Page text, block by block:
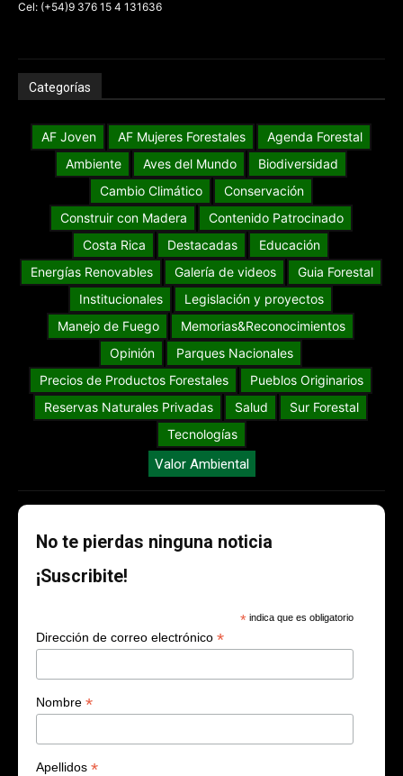
Cel: (+54)9 376 15 4 131636
Categorías
AF Joven AF Mujeres Forestales
Agenda Forestal
Ambiente
Aves del Mundo
Biodiversidad
Cambio Climático
Conservación
Construir con Madera
Contenido Patrocinado
Costa Rica
Destacadas
Educación
Energías Renovables
Galería de videos
Guia Forestal
Institucionales
Legislación y proyectos
Manejo de Fuego
Memorias&Reconocimientos
Opinión
Parques Nacionales
Precios de Productos Forestales
Pueblos Originarios
Reservas Naturales Privadas
Salud
Sur Forestal
Tecnologías
Valor Ambiental
No te pierdas ninguna noticia
¡Suscribite!
* indica que es obligatorio
Dirección de correo electrónico *
Nombre *
Apellidos *